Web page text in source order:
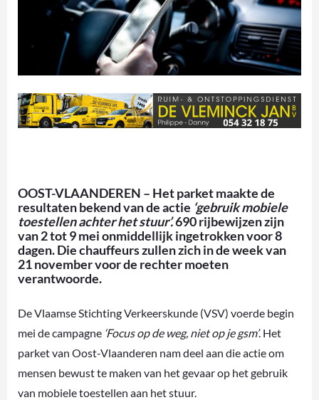
OOST-VLAANDEREN – Het parket maakte de
resultaten bekend van de actie ‘gebruik mobiele
toestellen achter het stuur’.690 rijbewijzen zijn
van 2 tot 9 mei onmiddellijk ingetrokken voor 8
dagen. Die chauffeurs zullen zich in de week van
21 november voor de rechter moeten
verantwoorde.
De Vlaamse Stichting Verkeerskunde (VSV) voerde begin
mei de campagne ‘Focus op de weg, niet op je gsm’. Het
parket van Oost-Vlaanderen nam deel aan die actie om
mensen bewust te maken van het gevaar op het gebruik
van mobiele toestellen aan het stuur.